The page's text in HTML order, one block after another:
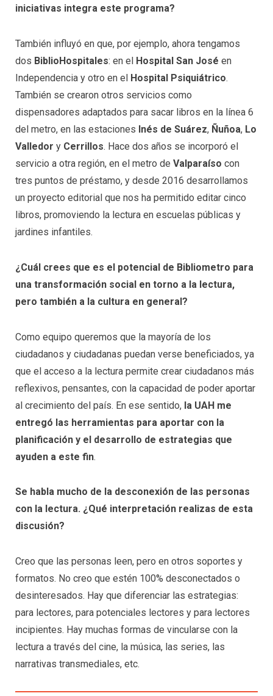
iniciativas integra este programa?
También influyó en que, por ejemplo, ahora tengamos
dos BiblioHospitales: en el Hospital San José en
Independencia y otro en el
Hospital Psiquiátrico.
También se crearon otros servicios como
dispensadores adaptados para sacar libros en la línea 6
del metro, en las estaciones Inés de Suárez, Ñuñoa, Lo
Valledor y Cerrillos. Hace dos años se incorporó el
servicio a otra región, en el metro de Valparaíso con
tres puntos de préstamo, y desde 2016 desarrollamos
un proyecto editorial que nos ha permitido editar cinco
libros, promoviendo la lectura en escuelas públicas y
jardines infantiles.
¿Cuál crees que es el potencial de Bibliometro para
una transformación social en torno a la lectura,
pero también a la cultura en general?
Como equipo queremos que la mayoría de los
ciudadanos y ciudadanas puedan verse beneficiados, ya
que el acceso a la lectura permite crear ciudadanos más
reflexivos, pensantes, con la capacidad de poder aportar
al crecimiento del país. En ese sentido, la UAH me
entregó las herramientas para aportar con la
planificación y el desarrollo de estrategias que
ayuden a este fin.
Se habla mucho de la desconexión de las personas
con la lectura. ¿Qué interpretación realizas de esta
discusión?
Creo que las personas leen, pero en otros soportes y
formatos. No creo que estén 100% desconectados o
desinteresados. Hay que diferenciar las estrategias:
para lectores, para potenciales lectores y para lectores
incipientes. Hay muchas formas de vincularse con la
lectura a través del cine, la música, las series, las
narrativas transmediales, etc.